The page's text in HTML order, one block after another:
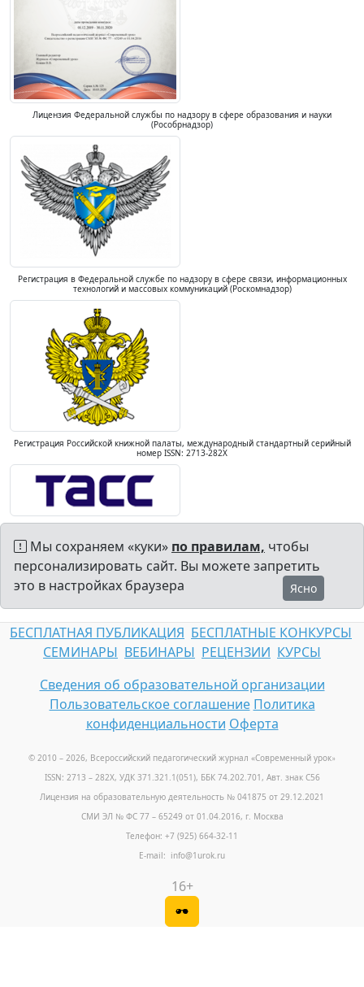
Лицензия Федеральной службы по надзору в сфере образования и науки
(Рособрнадзор)
Регистрация в Федеральной службе по надзору в сфере связи, информационных
технологий и массовых коммуникаций (Роскомнадзор)
Регистрация Российской книжной палаты, международный стандартный серийный
номер ISSN: 2713-282X
Мы сохраняем «куки» по правилам, чтобы
персонализировать сайт. Вы можете запретить
это в настройках браузера
Ясно
БЕСПЛАТНАЯ ПУБЛИКАЦИЯ БЕСПЛАТНЫЕ КОНКУРСЫ
СЕМИНАРЫ ВЕБИНАРЫ РЕЦЕНЗИИ КУРСЫ
Сведения об образовательной организации
Пользовательское соглашение Политика
конфиденциальности Оферта
© 2010 – 2026, Всероссийский педагогический журнал «Современный урок»
ISSN: 2713 – 282X, УДК 371.321.1(051), ББК 74.202.701, Авт. знак С56
Лицензия на образовательную деятельность № 041875 от 29.12.2021
СМИ ЭЛ № ФС 77 – 65249 от 01.04.2016, г. Москва
Телефон: +7 (925) 664-32-11
E-mail: info@1urok.ru
16+